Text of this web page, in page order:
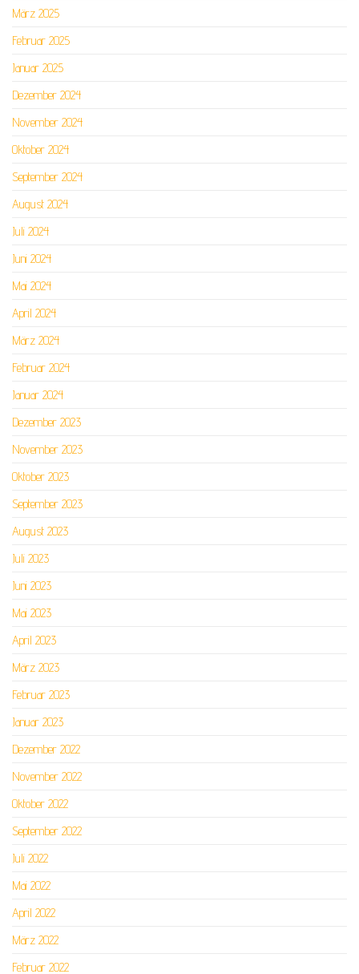
März 2025
Februar 2025
Januar 2025
Dezember 2024
November 2024
Oktober 2024
September 2024
August 2024
Juli 2024
Juni 2024
Mai 2024
April 2024
März 2024
Februar 2024
Januar 2024
Dezember 2023
November 2023
Oktober 2023
September 2023
August 2023
Juli 2023
Juni 2023
Mai 2023
April 2023
März 2023
Februar 2023
Januar 2023
Dezember 2022
November 2022
Oktober 2022
September 2022
Juli 2022
Mai 2022
April 2022
März 2022
Februar 2022